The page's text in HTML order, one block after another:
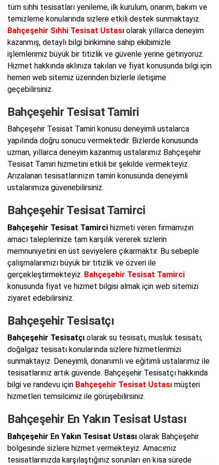
tüm sıhhi tesisatları yenileme, ilk kurulum, onarım, bakım ve
temizleme konularında sizlere etkili destek sunmaktayız.
Bahçeşehir Sıhhi Tesisat Ustası olarak yıllarca deneyim
kazanmış, detaylı bilgi birikimine sahip ekibimizle
işlemlerimiz büyük bir titizlik ve güvenle yerine getiriyoruz.
Hizmet hakkında aklınıza takılan ve fiyat konusunda bilgi için
hemen web sitemiz üzerinden bizlerle iletişime
geçebilirsiniz.
Bahçeşehir Tesisat Tamiri
Bahçeşehir Tesisat Tamiri konusu deneyimli ustalarca
yapılında doğru sonucu vermektedir. Bizlerde konusunda
uzman, yıllarca deneyim kazanmış ustalarımız Bahçeşehir
Tesisat Tamiri hizmetini etkili bir şekilde vermekteyiz.
Arızalanan tesisatlarınızın tamiri konusunda deneyimli
ustalarımıza güvenebilirsiniz.
Bahçeşehir Tesisat Tamirci
Bahçeşehir Tesisat Tamirci hizmeti veren firmamızın
amacı taleplerinize tam karşılık vererek sizlerin
memnuniyetini en üst seviyelere çıkarmaktır. Bu sebeple
çalışmalarımızı büyük bir titizlik ve özveri ile
gerçekleştirmekteyiz. Bahçeşehir Tesisat Tamirci
konusunda fiyat ve hizmet bilgisi almak için web sitemizi
ziyaret edebilirsiniz.
Bahçeşehir Tesisatçı
Bahçeşehir Tesisatçı olarak su tesisatı, musluk tesisatı,
doğalgaz tesisatı konularında sizlere hizmetlerimizi
sunmaktayız. Deneyimli, donanımlı ve eğitimli ustalarımız ile
tesisatlarınız artık güvende. Bahçeşehir Tesisatçı hakkında
bilgi ve randevu için Bahçeşehir Tesisat Ustası müşteri
hizmetleri temsilcimiz ile görüşebilirsiniz.
Bahçeşehir En Yakın Tesisat Ustası
Bahçeşehir En Yakın Tesisat Ustası olarak Bahçeşehir
bölgesinde sizlere hizmet vermekteyiz. Amacımız
tesisatlarınızda karşılaştığınız sorunları en kısa sürede